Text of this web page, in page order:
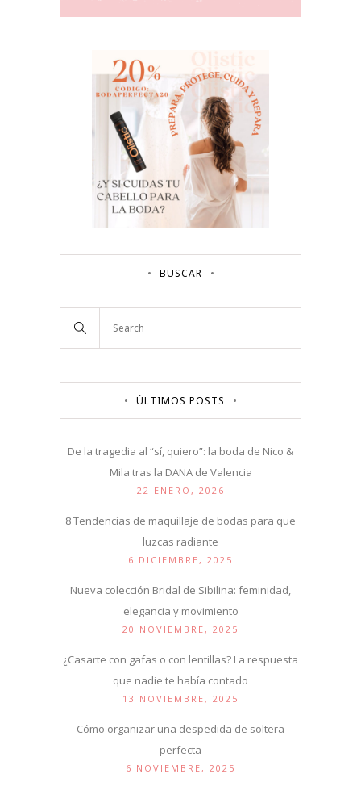
BUSCAR
ÚLTIMOS POSTS
De la tragedia al “sí, quiero”: la boda de Nico &
Mila tras la DANA de Valencia
22 ENERO, 2026
8 Tendencias de maquillaje de bodas para que
luzcas radiante
6 DICIEMBRE, 2025
Nueva colección Bridal de Sibilina: feminidad,
elegancia y movimiento
20 NOVIEMBRE, 2025
¿Casarte con gafas o con lentillas? La respuesta
que nadie te había contado
13 NOVIEMBRE, 2025
Cómo organizar una despedida de soltera
perfecta
6 NOVIEMBRE, 2025